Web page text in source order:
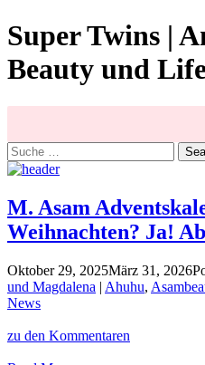
Skip
to
content
Super Twins |
Beauty und
Search
for:
M. Asam
Weihnachten? Ja!
Oktober 29, 2025März 31, 2026
und Magdalena | Ahuhu,
News
zu den Kommentaren